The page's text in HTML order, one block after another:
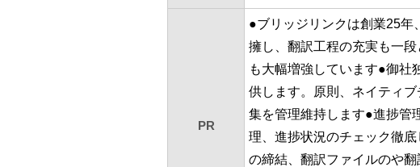
PR
●ブリッジリンクは創業25年
擁し、翻訳工程の充実も一
も大幅増強しています●御社
供します。原則、ネイティ
集を管理維持します●進捗管
理、進捗状況のチェック徹
の締結、翻訳ファイルのや